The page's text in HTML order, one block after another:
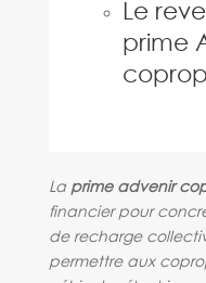
Le
prime
La prime advenir
financier pour
de recharge
permettre aux